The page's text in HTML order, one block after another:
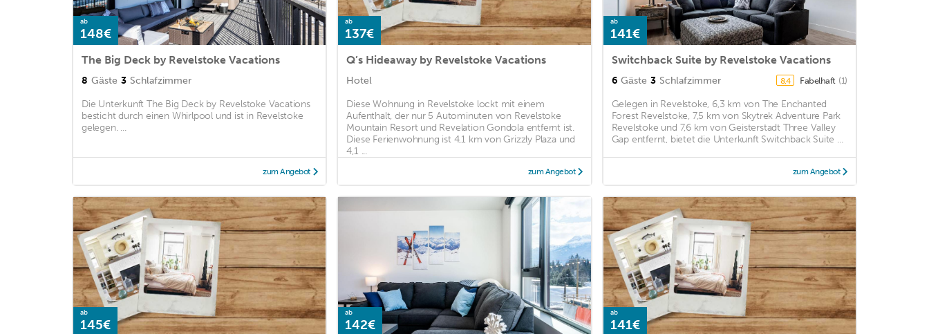
ab
148€
The Big Deck by Revelstoke Vacations
8 Gäste 3 Schlafzimmer
Die Unterkunft The Big Deck by Revelstoke Vacations
besticht durch einen Whirlpool und ist in Revelstoke
gelegen. ...
zum Angebot
ab
137€
Q’s Hideaway by Revelstoke Vacations
Hotel
Diese Wohnung in Revelstoke lockt mit einem
Aufenthalt, der nur 5 Autominuten von Revelstoke
Mountain Resort und Revelation Gondola entfernt ist.
Diese Ferienwohnung ist 4,1 km von Grizzly Plaza und
4,1 ...
zum Angebot
ab
141€
Switchback Suite by Revelstoke Vacations
6 Gäste 3 Schlafzimmer 8,4 Fabelhaft (1)
Gelegen in Revelstoke, 6,3 km von The Enchanted
Forest Revelstoke, 7,5 km von Skytrek Adventure Park
Revelstoke und 7,6 km von Geisterstadt Three Valley
Gap entfernt, bietet die Unterkunft Switchback Suite ...
zum Angebot
ab
145€
ab
142€
ab
141€